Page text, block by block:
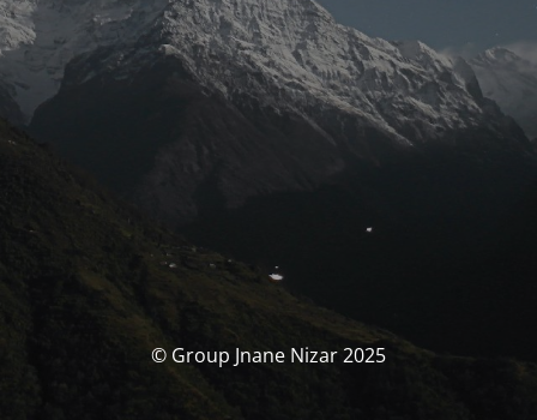
© Group Jnane Nizar 2025